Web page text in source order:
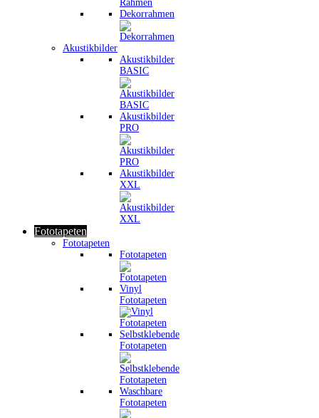
Dekorrahmen
Akustikbilder
Akustikbilder
BASIC
Akustikbilder
PRO
Akustikbilder
XXL
Fototapeten
Fototapeten
Fototapeten
Vinyl
Fototapeten
Selbstklebende
Fototapeten
Waschbare
Fototapeten